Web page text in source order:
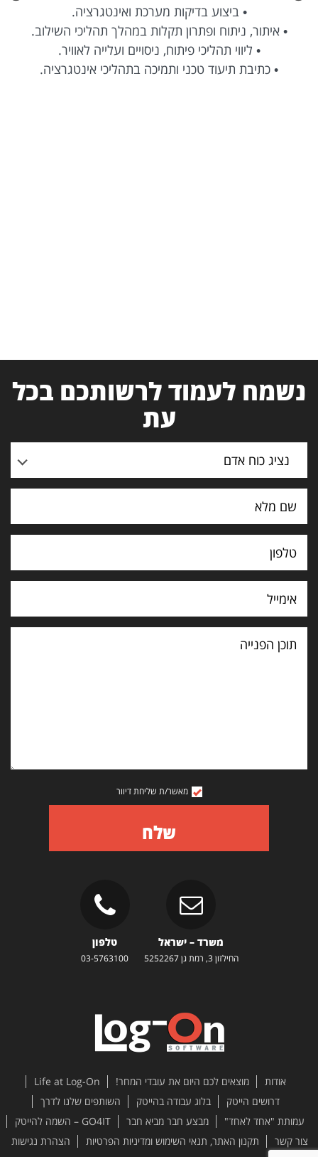
• ביצוע בדיקות מערכת ואינטגרציה.
• איתור, ניתוח ופתרון תקלות במהלך תהליכי השילוב.
• ליווי תהליכי פיתוח, ניסויים ועלייה לאוויר.
• כתיבת תיעוד טכני ותמיכה בתהליכי אינטגרציה.
נשמח לעמוד לרשותכם בכל
עת
נציג כוח אדם
תוכן
הפנייה
מאשר/ת שליחת דיוור
שלח
משרד – ישראל
החילזון 3, רמת גן 5252267
טלפון
03-5763100
אודות מוצאים לכם היום את עובדי המחר!
Life at Log-On
דרושים הייטק
בלוג עבודה בהייטק
השותפים שלנו לדרך
עמותת "אחד לאחד"
מבצע חבר מביא חבר
GO4IT – השמה להייטק
צור קשר
תקנון האתר, תנאי השימוש ומדיניות הפרטיות הצהרת נגישות